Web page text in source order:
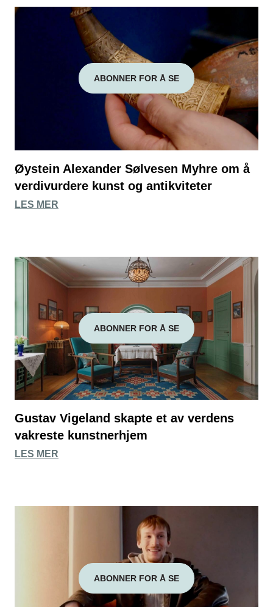
ABONNER FOR Å SE
Øystein Alexander Sølvesen Myhre om å
verdivurdere kunst og antikviteter
LES MER
ABONNER FOR Å SE
Gustav Vigeland skapte et av verdens
vakreste kunstnerhjem
LES MER
ABONNER FOR Å SE